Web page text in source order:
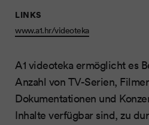
LINKS
www.a1.hr/videoteka
A1 videoteka ermöglicht es
Anzahl von TV-Serien,
Dokumentationen und
Inhalte verfügbar sind, zu